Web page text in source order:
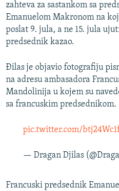
TRI DECENIJE OD RATA U BIH
SVE KARTE DEJTONA
NASTANAK I RASPAD JUGOSLAVIJE
zahteva za sastankom sa
Emanuelom Makronom na
poslat 9. jula, a ne 15. jula
predsednik kazao.
Đilas je objavio fotografiju
na adresu ambasadora
Mandolinija u kojem su
sa francuskim predsednikom.
pic.twitter.com/
— Dragan Djilas
Francuski predsednik